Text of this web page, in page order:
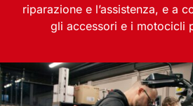
riparazione e l’assistenza, e a
gli accessori e i motocicli